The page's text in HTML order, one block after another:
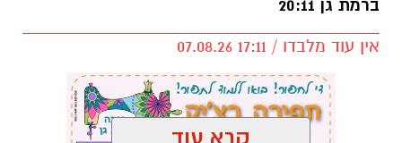
ברמת גן 20:11
אין עוד מלבדו / 17:11 07.08.26